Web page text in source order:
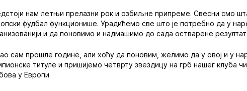
нам летњи прелазни рок и озбиљне припреме. Свесни смо
фудбал функционише. Урадићемо све што је потребно да у
и да поновимо и надмашимо до сада остварене
сам прошле године, али хоћу да поновим, желимо да у овој и у
титуле и пришијемо четврту звездицу на грб нашег клуба
у Европи.